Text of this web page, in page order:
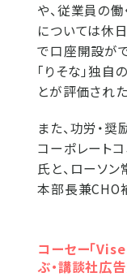
や、従業員の
については休
で口座開設が
「りそな」独
とが評価された
また、功労・
コーポレート
氏と、ローソ
本部長兼CHO
コーセー「
ぶ・講談社広